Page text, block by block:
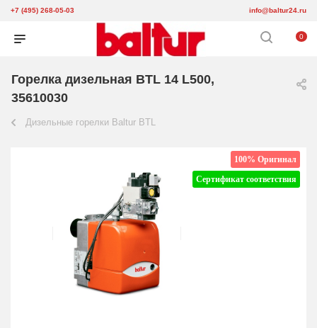
+7 (495) 268-05-03 info@baltur24.ru
0
Горелка дизельная BTL 14 L500,
35610030
Дизельные горелки Baltur BTL
100% Оригинал
Сертификат соответствия